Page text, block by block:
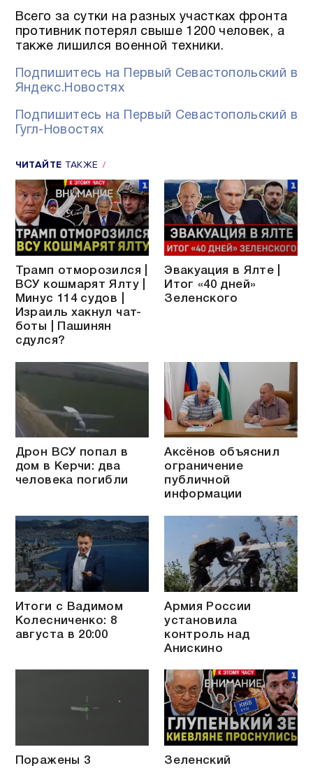
Всего за сутки на разных участках фронта
противник потерял свыше 1200 человек, а
также лишился военной техники.
Подпишитесь на Первый Севастопольский в
Яндекс.Новостях
Подпишитесь на Первый Севастопольский в
Гугл-Новостях
ЧИТАЙТЕ ТАКЖЕ
Трамп отморозился |
ВСУ кошмарят Ялту |
Минус 114 судов |
Израиль хакнул чат-
боты | Пашинян
сдулся?
Эвакуация в Ялте |
Итог «40 дней»
Зеленского
Дрон ВСУ попал в
дом в Керчи: два
человека погибли
Аксёнов объяснил
ограничение
публичной
информации
Итоги с Вадимом
Колесниченко: 8
августа в 20:00
Армия России
установила
контроль над
Анискино
Поражены 3
Зеленский